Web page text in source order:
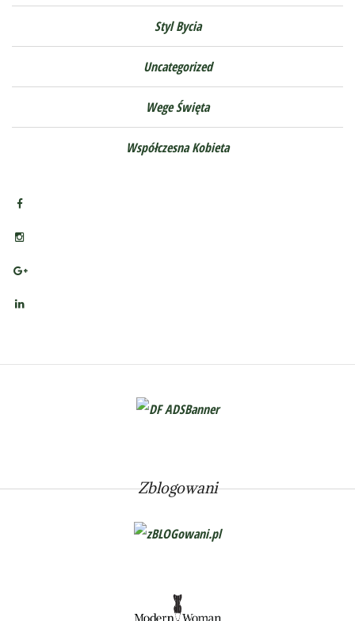
Styl Bycia
Uncategorized
Wege Święta
Współczesna Kobieta
Zblogowani